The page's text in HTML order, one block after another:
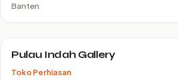
Banten
Pulau Indah Gallery
Toko Perhiasan